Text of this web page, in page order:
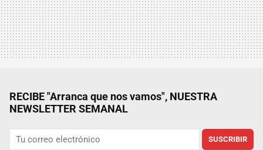
RECIBE "Arranca que nos vamos", NUESTRA
NEWSLETTER SEMANAL
SUSCRIBIR